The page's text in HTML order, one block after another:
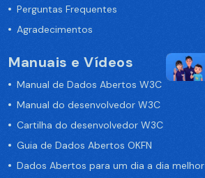
Perguntas Frequentes
Agradecimentos
Manuais e Vídeos
Manual de Dados Abertos W3C
Manual do desenvolvedor W3C
Cartilha do desenvolvedor W3C
Guia de Dados Abertos OKFN
Dados Abertos para um dia a dia melhor